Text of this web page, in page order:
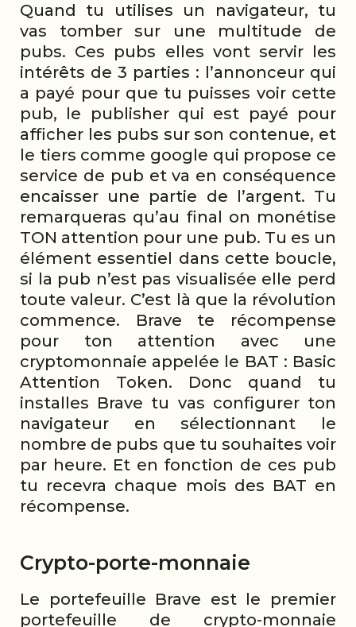
Quand tu utilises un navigateur, tu
vas tomber sur une multitude de
pubs. Ces pubs elles vont servir les
intérêts de 3 parties : l’annonceur qui
a payé pour que tu puisses voir cette
pub, le publisher qui est payé pour
afficher les pubs sur son contenue, et
le tiers comme google qui propose ce
service de pub et va en conséquence
encaisser une partie de l’argent. Tu
remarqueras qu’au final on monétise
TON attention pour une pub. Tu es un
élément essentiel dans cette boucle,
si la pub n’est pas visualisée elle perd
toute valeur. C’est là que la révolution
commence. Brave te récompense
pour ton attention avec une
cryptomonnaie appelée le BAT : Basic
Attention Token. Donc quand tu
installes Brave tu vas configurer ton
navigateur en sélectionnant le
nombre de pubs que tu souhaites voir
par heure. Et en fonction de ces pub
tu recevra chaque mois des BAT en
récompense.
Crypto-porte-monnaie
Le portefeuille Brave est le premier
portefeuille de crypto-monnaie